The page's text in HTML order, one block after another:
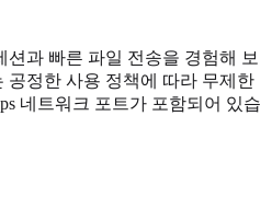
션과 빠른 파일 전송을 경험해 보
공정한 사용 정책에 따라 무제한
네트워크 포트가 포함되어 있습